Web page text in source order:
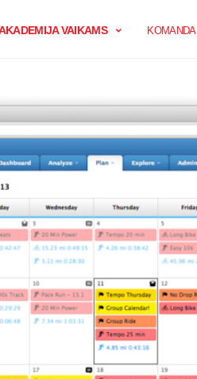
VAIKAMS KOMANDA